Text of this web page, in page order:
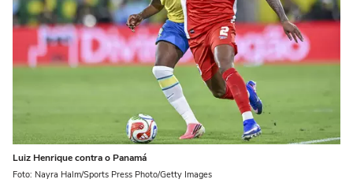
Luiz Henrique contra o Panamá
Foto: Nayra Halm/Sports Press Photo/Getty Images